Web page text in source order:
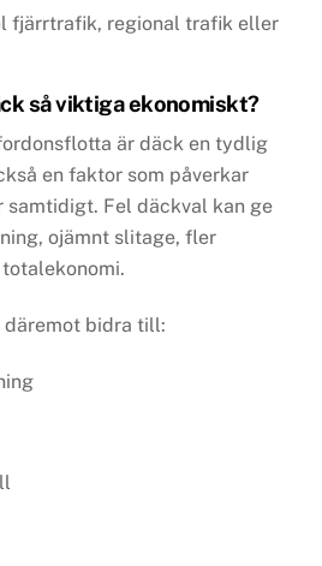
fjärrtrafik, regional trafik eller
så viktiga ekonomiskt?
är däck en tydlig
en faktor som påverkar
samtidigt. Fel däckval kan ge
ojämnt slitage, fler
bidra till: